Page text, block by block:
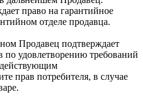
право на гарантийное
отделе продавца.
Продавец подтверждает
по удовлетворению требований
действующим
прав потребителя, в случае